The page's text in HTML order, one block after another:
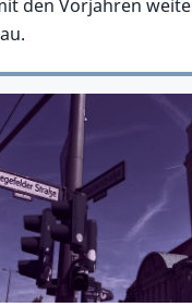
den Vorjahren